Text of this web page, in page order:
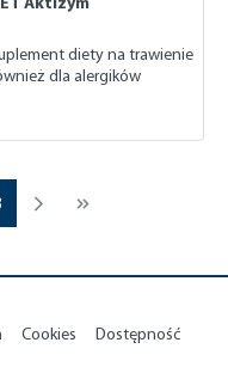
diety na trawienie
dla alergików
Cookies Dostępność